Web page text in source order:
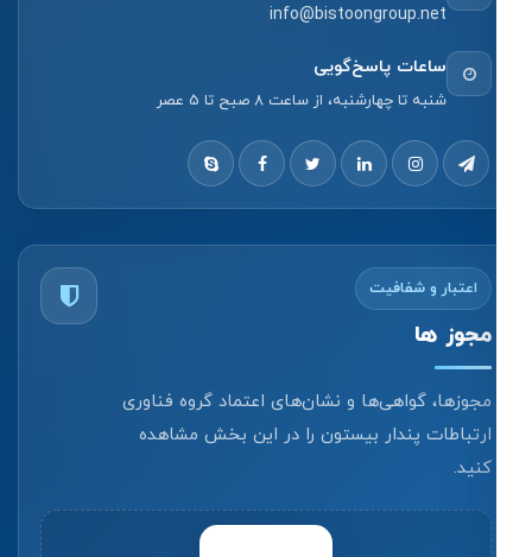
info@bistoongroup.net
ساعات پاسخ‌گویی
شنبه تا چهارشنبه، از ساعت 8 صبح تا 5 عصر
اعتبار و شفافیت
مجوز ها
مجوزها، گواهی‌ها و نشان‌های اعتماد گروه فناوری
ارتباطات پندار بیستون را در این بخش مشاهده
کنید.